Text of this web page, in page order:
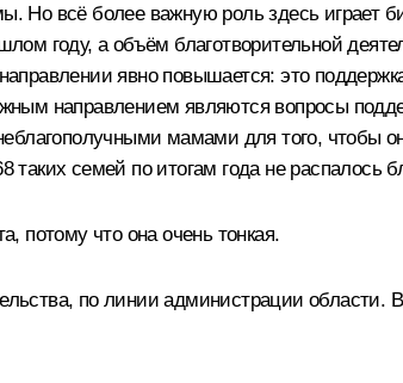
Но всё более важную роль здесь
году, а объём благотворительной
явно повышается: это
направлением являются вопросы
мамами для того, чтобы
семей по итогам года не распалось
потому что она очень тонкая.
по линии администрации области.